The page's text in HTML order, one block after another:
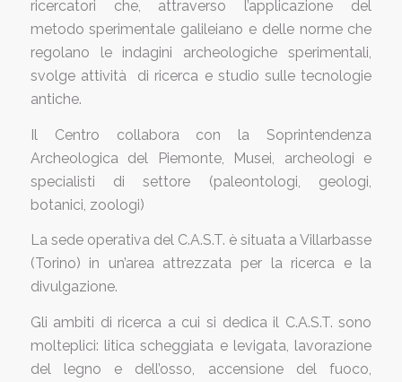
ricercatori che, attraverso l’applicazione del
metodo sperimentale galileiano e delle norme che
regolano le indagini archeologiche sperimentali,
svolge attività di ricerca e studio sulle tecnologie
antiche.
Il Centro collabora con la Soprintendenza
Archeologica del Piemonte, Musei, archeologi e
specialisti di settore (paleontologi, geologi,
botanici, zoologi)
La sede operativa del C.A.S.T. è situata a Villarbasse
(Torino) in un’area attrezzata per la ricerca e la
divulgazione.
Gli ambiti di ricerca a cui si dedica il C.A.S.T. sono
molteplici: litica scheggiata e levigata, lavorazione
del legno e dell’osso, accensione del fuoco,